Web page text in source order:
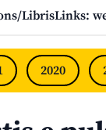
LibrisLinks:
2020